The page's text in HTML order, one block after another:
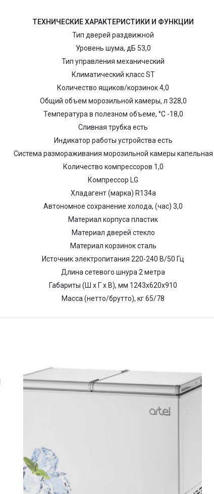
ТЕХНИЧЕСКИЕ ХАРАКТЕРИСТИКИ И ФУНКЦИИ
Тип дверей раздвижной
Уровень шума, дБ 53,0
Тип управления механический
Климатический класс ST
Количество ящиков/корзинок 4,0
Общий объем морозильной камеры, л 328,0
Температура в полезном объеме, °С -18,0
Cливная трубка есть
Индикатор работы устройства есть
Система размораживания морозильной камеры капельная
Количество компрессоров 1,0
Компрессор LG
Хладагент (марка) R134a
Автономноe cохрaнeниe холодa, (час) 3,0
Материал корпуса пластик
Материал дверей стекло
Материал корзинок сталь
Источник электропитания 220-240 В/50 Гц
Длина сетевого шнура 2 метра
Габариты (Ш х Г х В), мм 1243х620х910
Масса (нетто/брутто), кг 65/78